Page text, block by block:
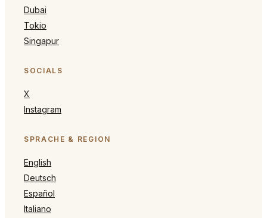
Dubai
Tokio
Singapur
SOCIALS
X
Instagram
SPRACHE & REGION
English
Deutsch
Español
Italiano